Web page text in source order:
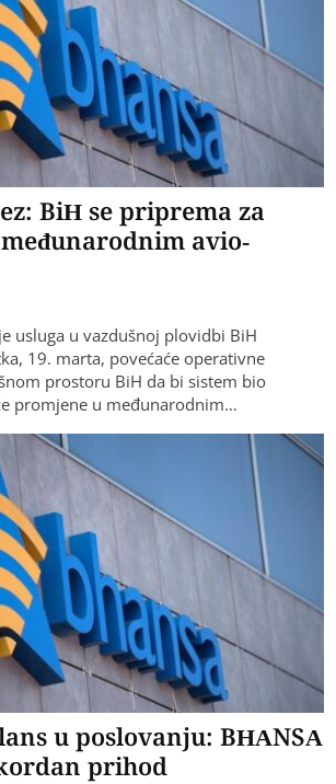
BiH se priprema za
avio-
usluga u vazdušnoj plovidbi BiH
19. marta, povećaće operativne
prostoru BiH da bi sistem bio
promjene u međunarodnim…
u poslovanju: BHANSA
prihod